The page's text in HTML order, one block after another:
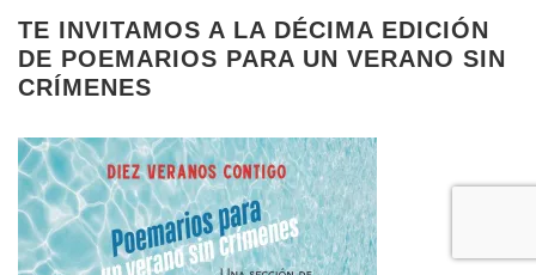
TE INVITAMOS A LA DÉCIMA EDICIÓN
DE POEMARIOS PARA UN VERANO SIN
CRÍMENES